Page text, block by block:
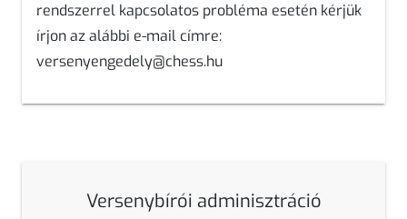
rendszerrel kapcsolatos probléma esetén kérjük
írjon az alábbi e-mail címre:
versenyengedely@chess.hu
Versenybírói adminisztráció